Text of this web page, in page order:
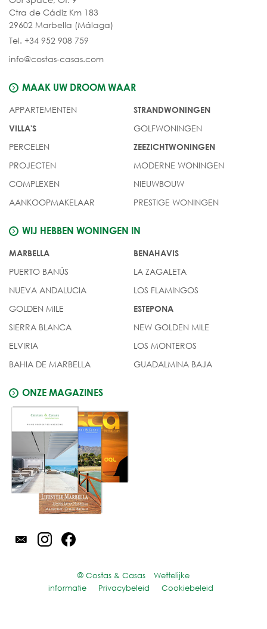
Ctra de Cádiz Km 183
29602 Marbella (Málaga)
Tel. +34 952 908 759
info@costas-casas.com
MAAK UW DROOM WAAR
APPARTEMENTEN
VILLA'S
PERCELEN
PROJECTEN
COMPLEXEN
AANKOOPMAKELAAR
STRANDWONINGEN
GOLFWONINGEN
ZEEZICHTWONINGEN
MODERNE WONINGEN
NIEUWBOUW
PRESTIGE WONINGEN
WIJ HEBBEN WONINGEN IN
MARBELLA
PUERTO BANÚS
NUEVA ANDALUCIA
GOLDEN MILE
SIERRA BLANCA
ELVIRIA
BAHIA DE MARBELLA
BENAHAVIS
LA ZAGALETA
LOS FLAMINGOS
ESTEPONA
NEW GOLDEN MILE
LOS MONTEROS
GUADALMINA BAJA
ONZE MAGAZINES
© Costas & Casas
Wettelijke
informatie
Privacybeleid Cookiebeleid